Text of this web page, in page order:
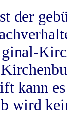
der
kann
wird